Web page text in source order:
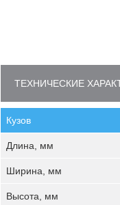
ТЕХНИЧЕСКИЕ
Кузов
Длина, мм
Ширина, мм
Высота, мм